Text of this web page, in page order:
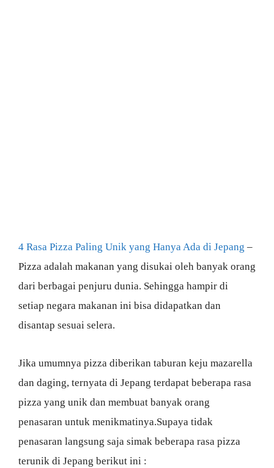
4 Rasa Pizza Paling Unik yang Hanya Ada di Jepang –
Pizza adalah makanan yang disukai oleh banyak orang
dari berbagai penjuru dunia. Sehingga hampir di
setiap negara makanan ini bisa didapatkan dan
disantap sesuai selera.
Jika umumnya pizza diberikan taburan keju mazarella
dan daging, ternyata di Jepang terdapat beberapa rasa
pizza yang unik dan membuat banyak orang
penasaran untuk menikmatinya.Supaya tidak
penasaran langsung saja simak beberapa rasa pizza
terunik di Jepang berikut ini :